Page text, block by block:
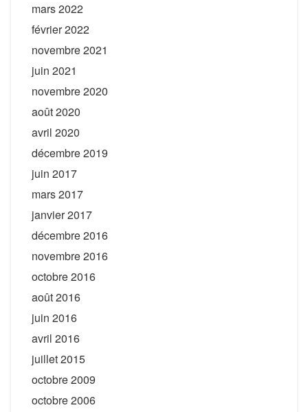
mars 2022
février 2022
novembre 2021
juin 2021
novembre 2020
août 2020
avril 2020
décembre 2019
juin 2017
mars 2017
janvier 2017
décembre 2016
novembre 2016
octobre 2016
août 2016
juin 2016
avril 2016
juillet 2015
octobre 2009
octobre 2006